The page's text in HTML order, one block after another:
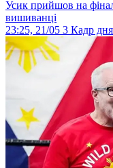
Усик прийшов на
вишиванці
23:25, 21/05 3 Кадр дня